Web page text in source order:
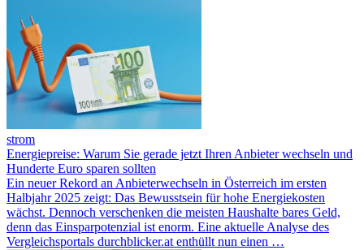
strom
Energiepreise: Warum Sie gerade jetzt Ihren Anbieter wechseln und
Hunderte Euro sparen sollten
Ein neuer Rekord an Anbieterwechseln in Österreich im ersten
Halbjahr 2025 zeigt: Das Bewusstsein für hohe Energiekosten
wächst. Dennoch verschenken die meisten Haushalte bares Geld,
denn das Einsparpotenzial ist enorm. Eine aktuelle Analyse des
Vergleichsportals durchblicker.at enthüllt nun einen …